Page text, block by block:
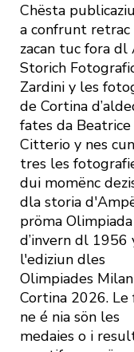
Chësta
a confrunt retrac
zacan tuc fora dl
Storich
Zardini y les
de Cortina
fates da Beatrice
Citterio y nes
tres les
dui momënc
dla storia
pröma
d’invern dl 1956
l'ediziun dles
Olimpiades
Cortina 2026. Le
ne é nia sön les
medaies o i